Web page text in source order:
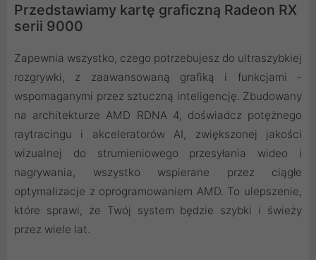
Przedstawiamy kartę graficzną Radeon RX
serii 9000
Zapewnia wszystko, czego potrzebujesz do ultraszybkiej
rozgrywki, z zaawansowaną grafiką i funkcjami -
wspomaganymi przez sztuczną inteligencję. Zbudowany
na architekturze AMD RDNA 4, doświadcz potężnego
raytracingu i akceleratorów AI, zwiększonej jakości
wizualnej do strumieniowego przesyłania wideo i
nagrywania, wszystko wspierane przez ciągłe
optymalizacje z oprogramowaniem AMD. To ulepszenie,
które sprawi, że Twój system będzie szybki i świeży
przez wiele lat.